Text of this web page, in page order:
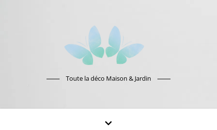
Toute la déco Maison & Jardin